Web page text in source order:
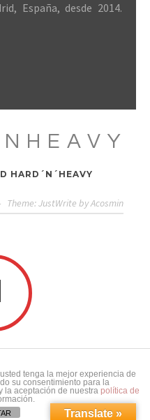
España, desde 2014.
HARD´N´HEAVY
Theme: JustWrite byAcosmin
tenga la mejor experiencia de
su consentimiento para la
la aceptación de nuestra política de
Translate »